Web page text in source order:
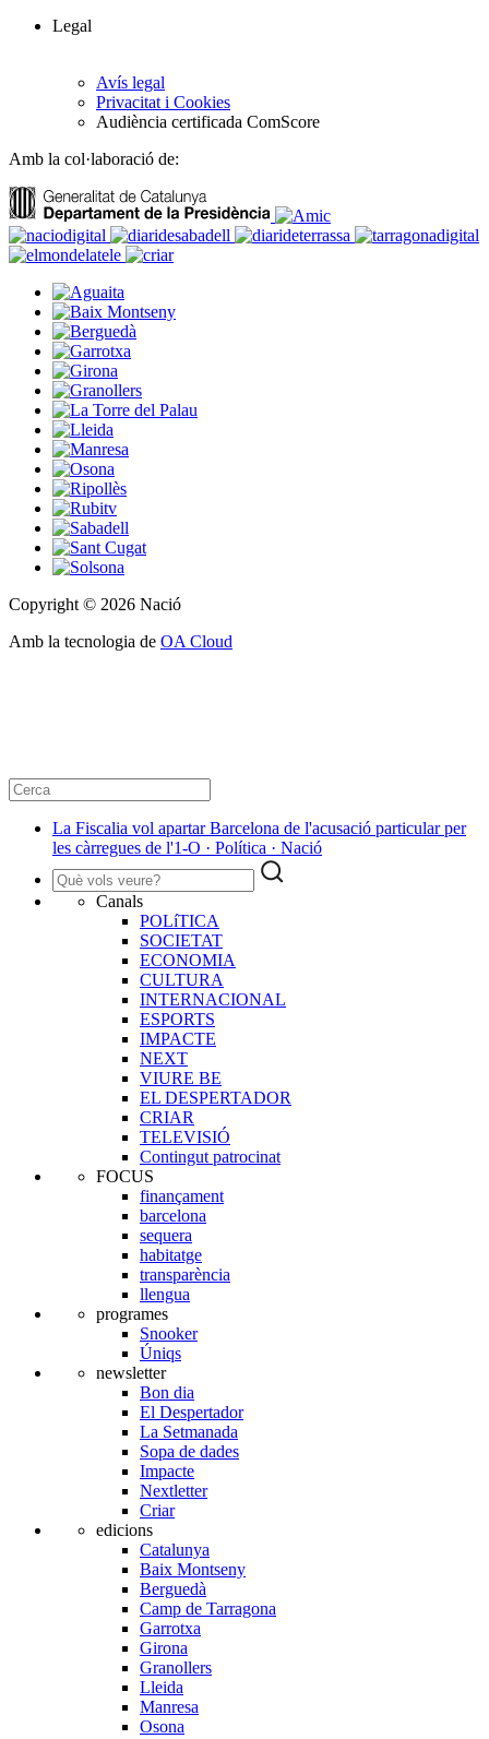
Legal
Avís legal
Privacitat i Cookies
Audiència certificada ComScore
Amb la col·laboració de:
Copyright © 2026 Nació
Amb la tecnologia de OA Cloud
La Fiscalia vol apartar Barcelona de l'acusació particular per
les càrregues de l'1-O · Política · Nació
Canals
POLíTICA
SOCIETAT
ECONOMIA
CULTURA
INTERNACIONAL
ESPORTS
IMPACTE
NEXT
VIURE BE
EL DESPERTADOR
CRIAR
TELEVISIÓ
Contingut patrocinat
FOCUS
finançament
barcelona
sequera
habitatge
transparència
llengua
programes
Snooker
Úniqs
newsletter
Bon dia
El Despertador
La Setmanada
Sopa de dades
Impacte
Nextletter
Criar
edicions
Catalunya
Baix Montseny
Berguedà
Camp de Tarragona
Garrotxa
Girona
Granollers
Lleida
Manresa
Osona